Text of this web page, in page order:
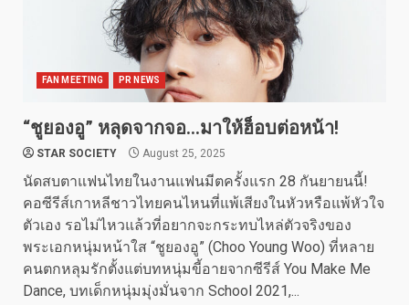
FAN MEETING PR NEWS
“ชูยองอู” หลุดจากจอ…มาให้ฮ็อบต่อหน้า!
STAR SOCIETY August 25, 2025
นัดสบตาแฟนไทยในงานแฟนมีตครั้งแรก 28 กันยายนนี้!
คอซีรีส์เกาหลีชาวไทยคนไหนที่แพ้เสียงในหัวหรือแพ้หัวใจ
ตัวเอง รอไม่ไหวแล้วที่อยากจะกระทบไหล่ตัวจริงของ
พระเอกหนุ่มหน้าใส “ชูยองอู” (Choo Young Woo) ที่หลาย
คนตกหลุมรักตั้งแต่บทหนุ่มขี้อายจากซีรีส์ You Make Me
Dance, บทเด็กหนุ่มมุ่งมั่นจาก School 2021,...